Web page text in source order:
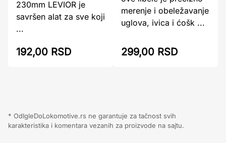
230mm LEVIOR je
savršen alat za sve koji
...
192,00 RSD
merenje i obeležavanje
uglova, ivica i ćošk ...
299,00 RSD
* OdIgleDoLokomotive.rs ne garantuje za tačnost svih
karakteristika i komentara vezanih za proizvode na sajtu.